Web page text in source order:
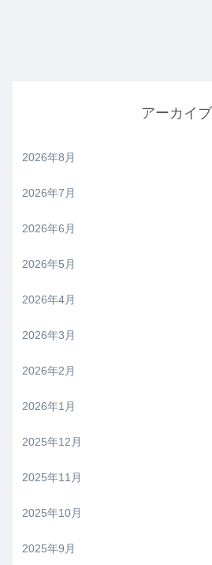
アーカイブ
2026年8月
2026年7月
2026年6月
2026年5月
2026年4月
2026年3月
2026年2月
2026年1月
2025年12月
2025年11月
2025年10月
2025年9月